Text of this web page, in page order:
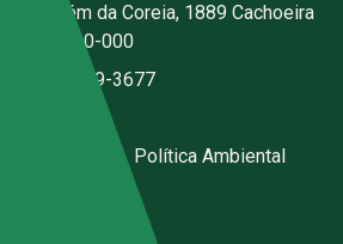
Jerusalém da Coreia, 1889 Cachoeira
07500-000
(11) 97059-3677
Política Ambiental